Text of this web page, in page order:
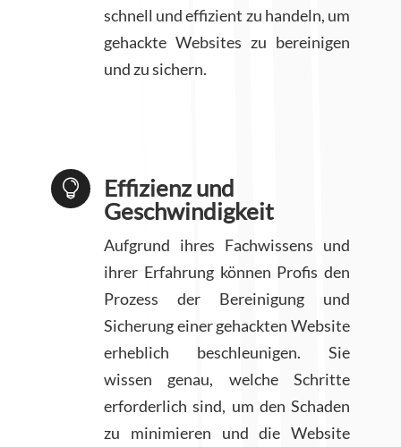
schnell und effizient zu handeln, um
gehackte Websites zu bereinigen
und zu sichern.

Effizienz und
Geschwindigkeit
Aufgrund ihres Fachwissens und
ihrer Erfahrung können Profis den
Prozess der Bereinigung und
Sicherung einer gehackten Website
erheblich beschleunigen. Sie
wissen genau, welche Schritte
erforderlich sind, um den Schaden
zu minimieren und die Website